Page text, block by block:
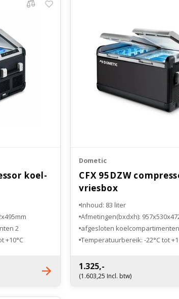
koel-
2 afgesloten koelcompartimenten
+10°C
Dometic
CFX 95DZW
vriesbox
Inhoud: 83 liter
Afmetingen(bxdxh):
Temperatuurbereik: -22°C tot
1.325,-
(1.603,25 Incl. btw)